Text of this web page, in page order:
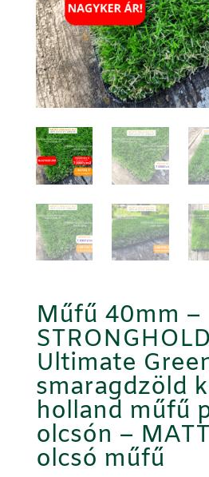
Műfű 40mm –
Ultimate
smaragdzöld
holland műfű
olcsón –
olcsó műfű